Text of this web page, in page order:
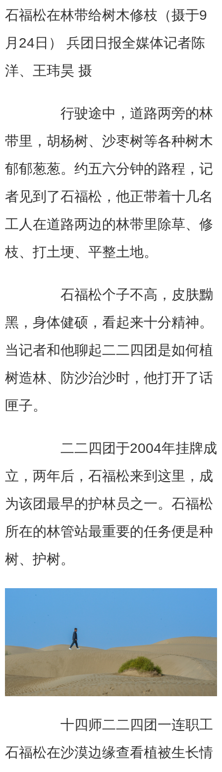
石福松在林带给树木修枝（摄于9
月24日） 兵团日报全媒体记者陈
洋、王玮昊 摄
行驶途中，道路两旁的林
带里，胡杨树、沙枣树等各种树木
郁郁葱葱。约五六分钟的路程，记
者见到了石福松，他正带着十几名
工人在道路两边的林带里除草、修
枝、打土埂、平整土地。
石福松个子不高，皮肤黝
黑，身体健硕，看起来十分精神。
当记者和他聊起二二四团是如何植
树造林、防沙治沙时，他打开了话
匣子。
二二四团于2004年挂牌成
立，两年后，石福松来到这里，成
为该团最早的护林员之一。石福松
所在的林管站最重要的任务便是种
树、护树。
十四师二二四团一连职工
石福松在沙漠边缘查看植被生长情